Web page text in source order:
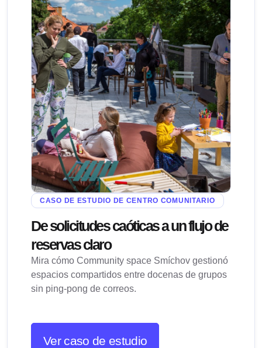
CASO DE ESTUDIO DE CENTRO COMUNITARIO
De solicitudes caóticas a un flujo de
reservas claro
Mira cómo Community space Smíchov gestionó
espacios compartidos entre docenas de grupos
sin ping-pong de correos.
Ver caso de estudio